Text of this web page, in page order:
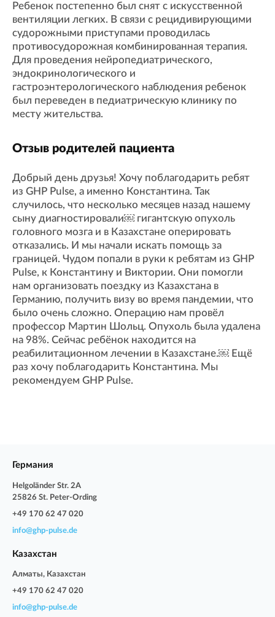
Ребенок постепенно был снят с искусственной
вентиляции легких. В связи с рецидивирующими
судорожными приступами проводилась
противосудорожная комбинированная терапия.
Для проведения нейропедиатрического,
эндокринологического и
гастроэнтерологического наблюдения ребенок
был переведен в педиатрическую клинику по
месту жительства.
Отзыв родителей пациента
Добрый день друзья! Хочу поблагодарить ребят
из GHP Pulse, а именно Константина. Так
случилось, что несколько месяцев назад нашему
сыну диагностировали￼ гигантскую опухоль
головного мозга и в Казахстане оперировать
отказались. И мы начали искать помощь за
границей. Чудом попали в руки к ребятам из GHP
Pulse, к Константину и Виктории. Они помогли
нам организовать поездку из Казахстана в
Германию, получить визу во время пандемии, что
было очень сложно. Операцию нам провёл
профессор Мартин Шольц. Опухоль была удалена
на 98%. Сейчас ребёнок находится на
реабилитационном лечении в Казахстане.￼ Ещё
раз хочу поблагодарить Константина. Мы
рекомендуем GHP Pulse.
Германия
Helgoländer Str. 2A
25826 St. Peter-Ording
+49 170 62 47 020
info@ghp-pulse.de
Казахстан
Алматы, Казахстан
+49 170 62 47 020
info@ghp-pulse.de